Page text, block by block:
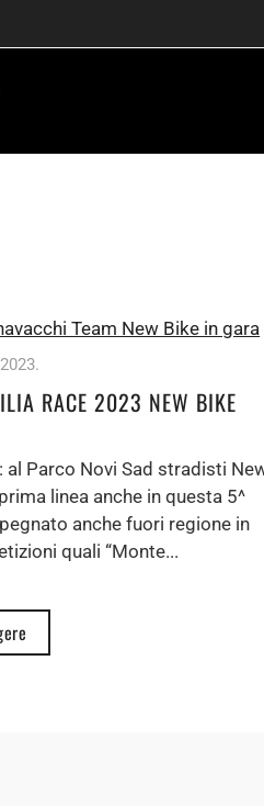
.
RACE 2023 NEW BIKE
al Parco Novi Sad stradisti
linea anche in questa 5^
anche fuori regione in
quali “Monte...